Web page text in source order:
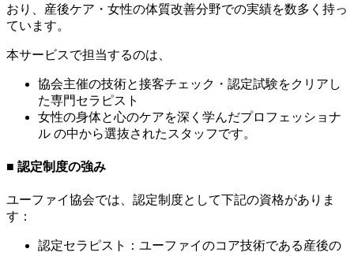
おり、産後ケア・女性の体質改善分野での実績を数多く持っ
ています。
本サービスで担当するのは、
協会主催の技術と接客チェック・認定試験をクリアし
た専門セラピスト
女性の身体と心のケアを深く学んだプロフェッショナ
ル の中から選抜されたスタッフです。
■ 認定制度の強み
ユーファイ協会では、認定制度として下記の資格がありま
す：
認定セラピスト：ユーファイのコア技術である産後の